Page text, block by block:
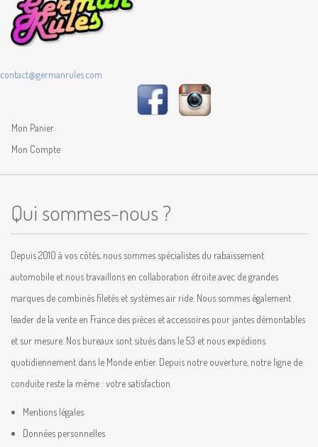
contact@germanrules.com
Mon Panier
Mon Compte
Qui sommes-nous ?
Depuis 2010 à vos côtés, nous sommes spécialistes du rabaissement
automobile et nous travaillons en collaboration étroite avec de grandes
marques de combinés filetés et systèmes air ride. Nous sommes également
leader de la vente en France des pièces et accessoires pour jantes démontables
et sur mesure. Nos bureaux sont situés dans le 53 et nous expédions
quotidiennement dans le Monde entier. Depuis notre ouverture, notre ligne de
conduite reste la même : votre satisfaction.
Mentions légales
Données personnelles